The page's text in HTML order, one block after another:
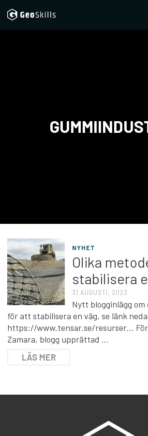
NYHET
Olika
stabilisera
31 AUGUSTI, 2023
Nytt blogginlägg
för att stabilisera en väg, se länk
https://www.tensar.se/resurser…
Zamara, blogg upprättad …
LÄS MER